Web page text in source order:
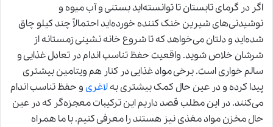
اگر در گرمای تابستان تا توانسته‌اید بستنی و آب میوه و
نوشیدنی‌های شیرین خنک کننده خورده‌اید احتمالاً چند کیلو چاق
شده‌اید و دلتان می‌خواهد که تا شروع خانه نشینی زمستانه از
شرشان خلاص شوید. واقعیت حفظ تناسب اندام در تعادل غذایی و
سالم خواری است. برخی مواد غذایی در کنار هم ویتامین بیشتری
پیدا کرده و در عین حال کمک بیشتری بهلاغریو حفظ تناسب اندام
می‌کنند. در این مطلب قصد داریم این ترکیبات معجزه‌گر که در عین
حال مخزن مواد مغذی نیز هستند را معرفی کنیم. با ما همراه